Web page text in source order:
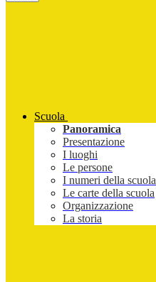
Scuola
Panoramica
Presentazione
I luoghi
Le persone
I numeri della scuola
Le carte della scuola
Organizzazione
La storia